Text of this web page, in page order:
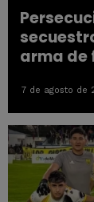
arma de
7 de agosto de